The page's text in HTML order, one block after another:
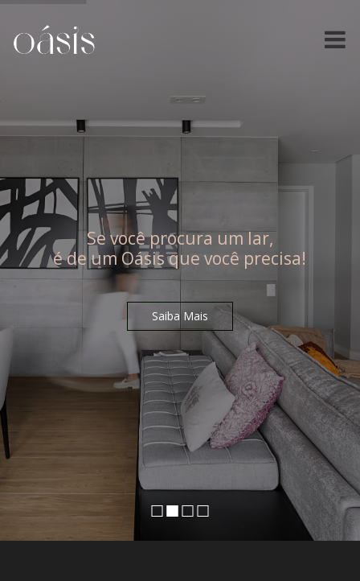
Se você procura um lar,
é de um Oásis que você precisa!
Saiba Mais